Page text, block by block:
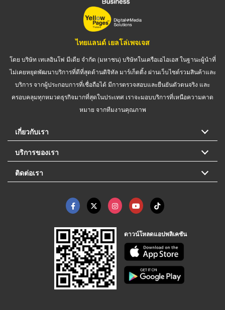
ไทยแลนด์ เยลโล่เพจเจส
โดย บริษัท เทเลอินโฟ มีเดีย จำกัด (มหาชน) บริษัทในเครือเอไอเอส ในฐานะผู้นำที่
ไม่เคยหยุดพัฒนาบริการที่ดีที่สุดด้านดิจิทัล มาร์เก็ตติ้ง ผ่านเว็บไซต์รวมสินค้าและ
บริการ จากผู้ประกอบการที่เชื่อถือได้ มีการตรวจสอบและยืนยันตัวตนจริง และ
ครอบคลุมทุกหมวดธุรกิจมากที่สุดในประเทศ เราจะมอบบริการที่เหนือความคาด
หมาย จากทีมงานคุณภาพ
เกี่ยวกับเรา
บริการของเรา
ติดต่อเรา
ดาวน์โหลดแอปพลิเคชัน